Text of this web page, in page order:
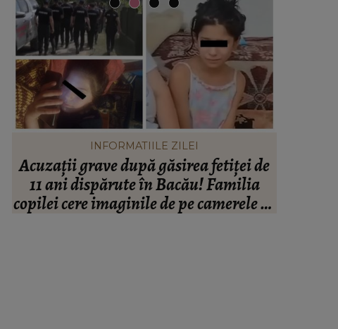
INFORMATIILE ZILEI
Acuzații grave după găsirea fetiței de
11 ani dispărute în Bacău! Familia
copilei cere imaginile de pe camerele de